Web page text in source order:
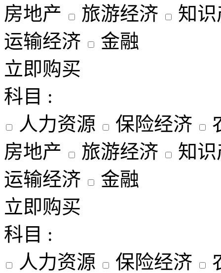
房地产 旅游经济
知
运输经济
金融
立即购买
科目 :
人力资源
保险经济
房地产
旅游经济
知
运输经济
金融
立即购买
科目 :
人力资源
保险经济